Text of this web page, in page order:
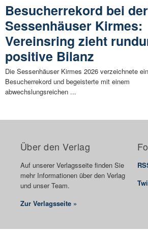
Besucherrekord bei der
Sessenhäuser Kirmes:
Vereinsring zieht
positive Bilanz
Die Sessenhäuser Kirmes 2026 verzeichnete
Besucherrekord und begeisterte mit einem
abwechslungsreichen ...
Über den Verlag
Auf unserer Verlagsseite finden Sie
mehr Informationen über den Verlag
und unser Team.
Zur Verlagsseite »